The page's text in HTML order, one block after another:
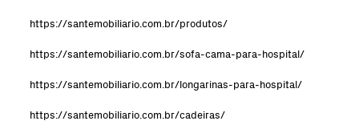
https://santemobiliario.com.br/produtos/
https://santemobiliario.com.br/sofa-cama-para-hospital/
https://santemobiliario.com.br/longarinas-para-hospital/
https://santemobiliario.com.br/cadeiras/